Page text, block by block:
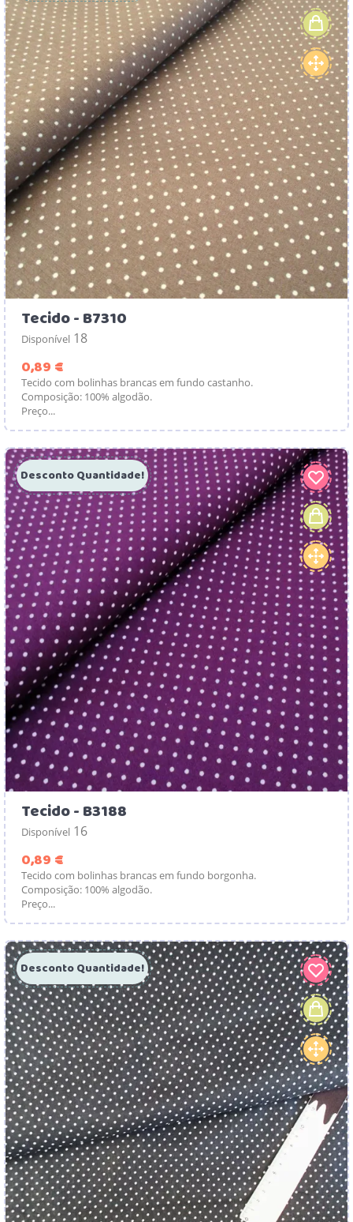
Tecido - B7310
Disponível 18
0,89 €
Tecido com bolinhas brancas em fundo castanho.
Composição: 100% algodão.
Preço...
Desconto Quantidade!
Tecido - B3188
Disponível 16
0,89 €
Tecido com bolinhas brancas em fundo borgonha.
Composição: 100% algodão.
Preço...
Desconto Quantidade!